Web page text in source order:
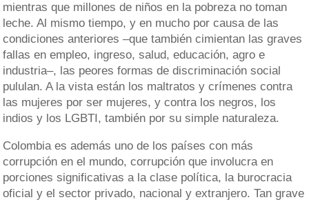
mientras que millones de niños en la pobreza no toman
leche. Al mismo tiempo, y en mucho por causa de las
condiciones anteriores –que también cimientan las graves
fallas en empleo, ingreso, salud, educación, agro e
industria–, las peores formas de discriminación social
pululan. A la vista están los maltratos y crímenes contra
las mujeres por ser mujeres, y contra los negros, los
indios y los LGBTI, también por su simple naturaleza.
Colombia es además uno de los países con más
corrupción en el mundo, corrupción que involucra en
porciones significativas a la clase política, la burocracia
oficial y el sector privado, nacional y extranjero. Tan grave